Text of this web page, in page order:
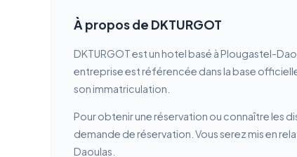
À propos de DKTURGOT
DKTURGOT est un hotel basé à Plougastel-
entreprise est référencée dans la base
son immatriculation.
Pour obtenir une réservation ou connaître les
demande de réservation. Vous serez mis en
Daoulas.